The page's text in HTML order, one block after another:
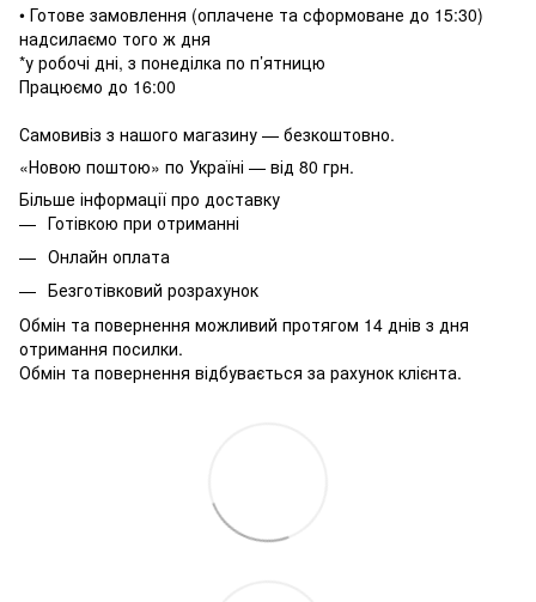
• Готове замовлення (оплачене та сформоване до 15:30)
надсилаємо того ж дня
*у робочі дні, з понеділка по п’ятницю
Працюємо до 16:00
Самовивіз з нашого магазину — безкоштовно.
«Новою поштою» по Україні — від 80 грн.
Більше інформації про доставку
Готівкою при отриманні
Онлайн оплата
Безготівковий розрахунок
Обмін та повернення можливий протягом 14 днів з дня
отримання посилки.
Обмін та повернення відбувається за рахунок клієнта.